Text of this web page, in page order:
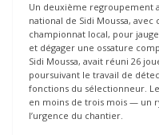
Un deuxième regroupement
national de Sidi Moussa,
championnat local, pour
et dégager une ossature
Sidi Moussa, avait réuni 26
poursuivant le travail de
fonctions du sélectionneur.
en moins de trois mois — un
l’urgence du chantier.